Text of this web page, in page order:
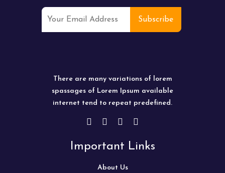
There are many variations of lorem
spassages of Lorem Ipsum available
internet tend to repeat predefined.
Important Links
About Us